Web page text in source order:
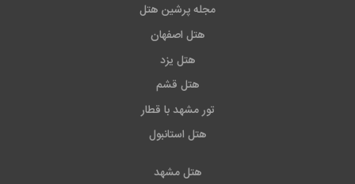
مجله پرشین هتل
هتل اصفهان
هتل یزد
هتل قشم
تور مشهد با قطار
هتل استانبول
هتل مشهد